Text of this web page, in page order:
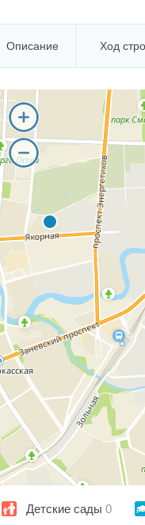
Описание Ход
Детские сады 0